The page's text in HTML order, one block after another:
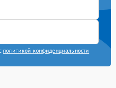
политикой конфиденциальности